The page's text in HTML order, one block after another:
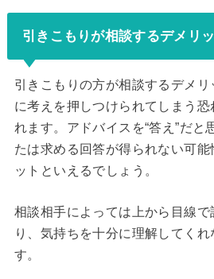
引きこもりが相談するデメリ
引きこもりの方が相談するデメ
に考えを押しつけられてしまう
れます。アドバイスを“答え”だと
たは求める回答が得られない可能
ットといえるでしょう。
相談相手によっては上から目線
り、気持ちを十分に理解してくれ
す。